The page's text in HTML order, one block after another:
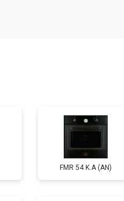
FMR 54 K.A (AN)